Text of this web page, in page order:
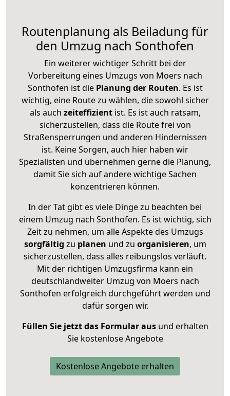
Routenplanung als Beiladung für
den Umzug nach Sonthofen
Ein weiterer wichtiger Schritt bei der
Vorbereitung eines Umzugs von Moers nach
Sonthofen ist diePlanung der Routen. Es ist
wichtig, eine Route zu wählen, die sowohl sicher
als auch zeiteffizientist. Es ist auch ratsam,
sicherzustellen, dass die Route frei von
Straßensperrungen und anderen Hindernissen
ist. Keine Sorgen, auch hier haben wir
Spezialisten und übernehmen gerne die Planung,
damit Sie sich auf andere wichtige Sachen
konzentrieren können.
In der Tat gibt es viele Dinge zu beachten bei
einem Umzug nach Sonthofen. Es ist wichtig, sich
Zeit zu nehmen, um alle Aspekte des Umzugs
sorgfältig zu planen und zu organisieren, um
sicherzustellen, dass alles reibungslos verläuft.
Mit der richtigen Umzugsfirma kann ein
deutschlandweiter Umzug von Moers nach
Sonthofen erfolgreich durchgeführt werden und
dafür sorgen wir.
Füllen Sie jetzt das Formular ausund erhalten
Sie kostenlose Angebote
Kostenlose Angebote erhalten